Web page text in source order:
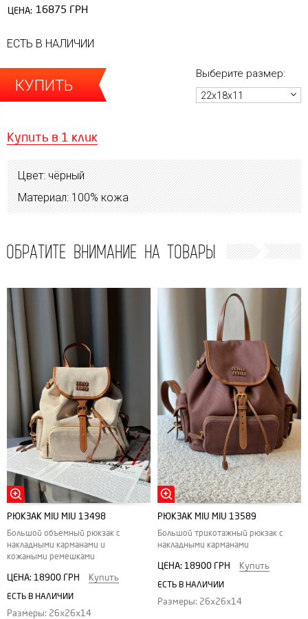
ЦЕНА: 16875 ГРН
ЕСТЬ В НАЛИЧИИ
КУПИТЬ
Выберите размер:
22х18х11
Купить в 1 клик
Цвет: чёрный
Материал: 100% кожа
ОБРАТИТЕ ВНИМАНИЕ НА ТОВАРЫ
РЮКЗАК MIU MIU 13498
Большой объемный рюкзак с
накладными карманами и
кожаными ремешками
ЦЕНА: 18900 ГРН Купить
ЕСТЬ В НАЛИЧИИ
Размеры: 26х26х14
РЮКЗАК MIU MIU 13589
Большой трикотажный рюкзак с
накладными карманами
ЦЕНА: 18900 ГРН Купить
ЕСТЬ В НАЛИЧИИ
Размеры: 26х26х14